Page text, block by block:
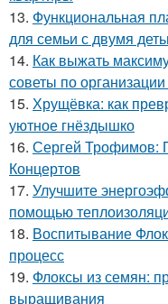
13. Функциональная
для семьи с двумя
14. Как выжать
советы по
15. Хрущёвка: как
уютное гнёздышко
16. Сергей Трофимов:
Концертов
17. Улучшите
помощью
18. Воспитывание
процесс
19. Флоксы из семян:
выращивания